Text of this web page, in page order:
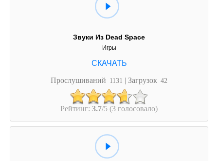
Звуки Из Dead Space
Игры
Прослушиваний 1131 | Загрузок 42
Рейтинг: 3.7/5 (3 голосовало)